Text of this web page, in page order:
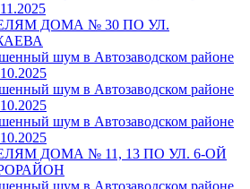
ДОМА № 30 ПО УЛ.
шум в Автозаводском районе
шум в Автозаводском районе
шум в Автозаводском районе
ДОМА № 11, 13 ПО УЛ. 6-ОЙ